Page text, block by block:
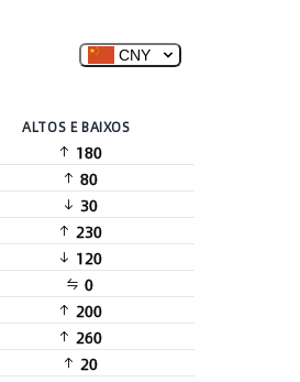
CNY
ALTOS E BAIXOS
180
80
30
230
120
0
200
260
20